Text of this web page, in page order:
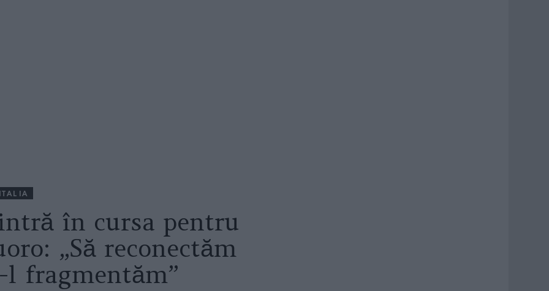
ITALIA
în cursa pentru
„Să reconectăm
fragmentăm”